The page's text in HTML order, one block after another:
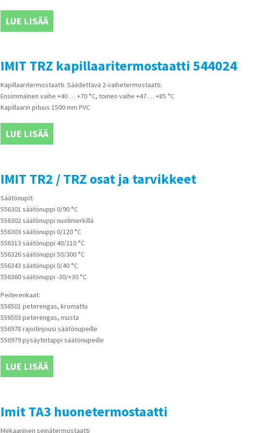
LUE LISÄÄ
IMIT TRZ kapillaaritermostaatti 544024
Kapillaaritermostaatti. Säädettävä 2-vaihetermostaatti.
Ensimmäinen vaihe +40 … +70 °C, toinen vaihe +47 … +85 °C
Kapillaarin pituus 1500 mm PVC
LUE LISÄÄ
IMIT TR2 / TRZ osat ja tarvikkeet
Säätönupit:
556301 säätönuppi 0/90 °C
556302 säätönuppi nuolimerkillä
556303 säätönuppi 0/120 °C
556313 säätönuppi 40/210 °C
556326 säätönuppi 50/300 °C
556343 säätönuppi 0/40 °C
556360 säätönuppi -30/+30 °C
Peiterenkaat:
556501 peterengas, kromattu
556503 peterengas, musta
556978 rajoitinjousi säätönupeille
556979 pysäytintappi säätönupeille
LUE LISÄÄ
Imit TA3 huonetermostaatti
Mekaaninen seinätermostaatti